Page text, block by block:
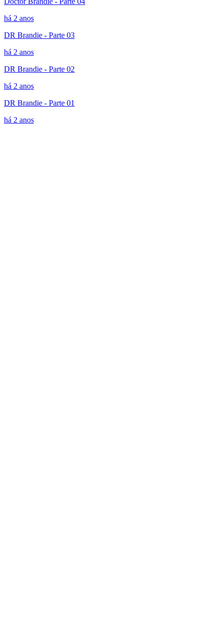
há 2 anos
DR Brandie - Parte 03
há 2 anos
DR Brandie - Parte 02
há 2 anos
DR Brandie - Parte 01
há 2 anos